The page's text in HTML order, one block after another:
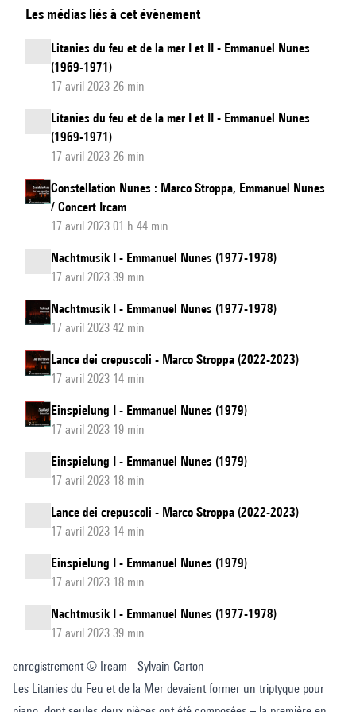
du
feu
et
la
II
Les médias liés à cet évènement
Litanies du feu et de la mer I et II - Emmanuel Nunes
(1969-1971)
17 avril 2023 26 min
Litanies du feu et de la mer I et II - Emmanuel Nunes
(1969-1971)
17 avril 2023 26 min
Constellation Nunes : Marco Stroppa, Emmanuel Nunes
/ Concert Ircam
17 avril 2023 01 h 44 min
Nachtmusik I - Emmanuel Nunes (1977-1978)
17 avril 2023 39 min
Nachtmusik I - Emmanuel Nunes (1977-1978)
17 avril 2023 42 min
Lance dei crepuscoli - Marco Stroppa (2022-2023)
17 avril 2023 14 min
Einspielung I - Emmanuel Nunes (1979)
17 avril 2023 19 min
Einspielung I - Emmanuel Nunes (1979)
17 avril 2023 18 min
Lance dei crepuscoli - Marco Stroppa (2022-2023)
17 avril 2023 14 min
Einspielung I - Emmanuel Nunes (1979)
17 avril 2023 18 min
Nachtmusik I - Emmanuel Nunes (1977-1978)
17 avril 2023 39 min
enregistrement © Ircam - Sylvain Carton
Les Litanies du Feu et de la Mer devaient former un triptyque pour